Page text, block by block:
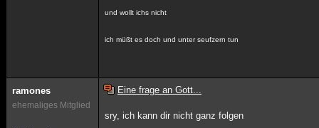
und wollt ichs nicht
ich müßt es doch und unter seufzern tun
ramones
ehemaliges Mitglied
Eine frage an Gott...
sry, ich kann dir nicht ganz folgen